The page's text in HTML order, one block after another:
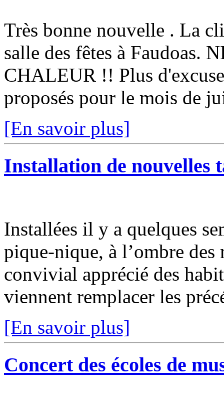
Très bonne nouvelle . La
salle des fêtes à Faudoas.
CHALEUR !! Plus
proposés pour le mois de
[En savoir plus]
Installation de nouvelles
Installées il y a quelques
pique-nique, à l’ombre
convivial apprécié des
viennent remplacer les
[En savoir plus]
Concert des écoles de